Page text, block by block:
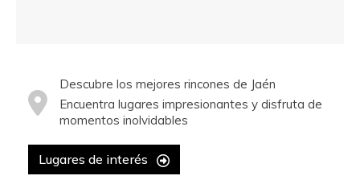
Descubre los mejores rincones de Jaén
Encuentra lugares impresionantes y disfruta de
momentos inolvidables
Lugares de interés